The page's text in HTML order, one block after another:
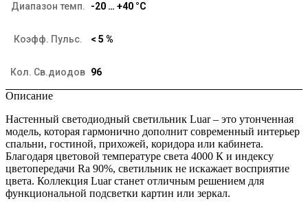
Диапазон темп. -20 … +40 °C
Коэфф. Пульс. < 5 %
Кол. Св.диодов 96
Описание
Настенный светодиодный светильник Luar – это утонченная
модель, которая гармонично дополнит современный интерьер
спальни, гостиной, прихожей, коридора или кабинета.
Благодаря цветовой температуре света 4000 К и индексу
цветопередачи Ra 90%, светильник не искажает восприятие
цвета. Коллекция Luar станет отличным решением для
функциональной подсветки картин или зеркал.